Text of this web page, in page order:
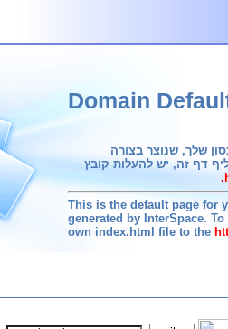
Domain
שלך, שנוצר בצורה
דף זה, יש להעלות קובץ
This is the default page for
generated by InterSpace.
own index.html file to the